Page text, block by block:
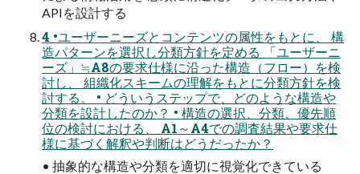
APIを設計する
4 •ユーザーニーズとコンテンツの属性をもとに、 構
造パターンを選択し分類方針を定める 「ユーザーニ
ーズ」≒A8の要求仕様に沿った構造（フロー）を検
討し、 組織化スキームの理解をもとに分類方針を検
討する。 • どういうステップで、どのような構造や
分類を設計したのか？ • 構造の選択、分類、優先順
位の検討における、 A1～A4での調査結果や要求仕
様に基づく解釈や判断はどうだったか？
• 抽象的な構造や分類を適切に視覚化できている